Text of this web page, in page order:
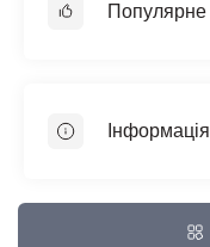
Популярне
Швидкоквітучі сорти
Інформація
Доставка та Оплата